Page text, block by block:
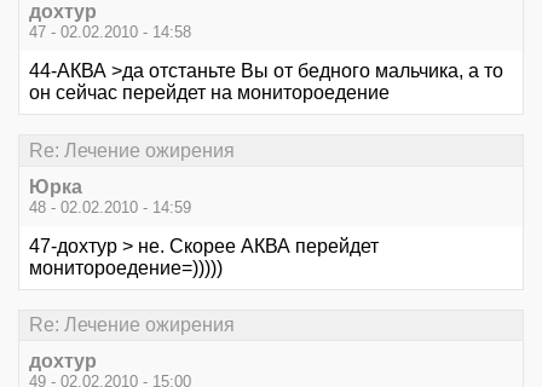
дохтур
47 - 02.02.2010 - 14:58
44-АКВА >да отстаньте Вы от бедного мальчика, а то
он сейчас перейдет на монитороедение
Re: Лечение ожирения
Юрка
48 - 02.02.2010 - 14:59
47-дохтур > не. Скорее АКВА перейдет
монитороедение=)))))
Re: Лечение ожирения
дохтур
49 - 02.02.2010 - 15:00